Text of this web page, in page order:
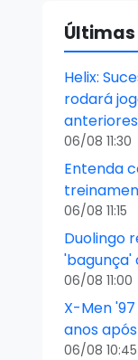
Helix:
rodará
06/08 11:30
Entenda
06/08 11:15
Duolingo
'bagunça'
06/08 11:00
X-Men
anos
06/08 10:45